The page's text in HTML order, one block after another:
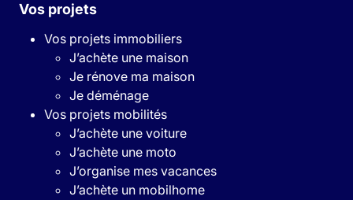
Vos projets
Vos projets immobiliers
J’achète une maison
Je rénove ma maison
Je déménage
Vos projets mobilités
J’achète une voiture
J’achète une moto
J’organise mes vacances
J’achète un mobilhome